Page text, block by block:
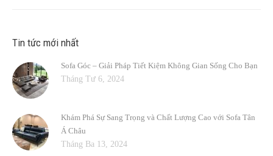
Tin tức mới nhất
Sofa Góc – Giải Pháp Tiết Kiệm Không Gian Sống Cho Bạn
Tháng Tư 6, 2024
Khám Phá Sự Sang Trọng và Chất Lượng Cao với Sofa Tân
Á Châu
Tháng Ba 13, 2024